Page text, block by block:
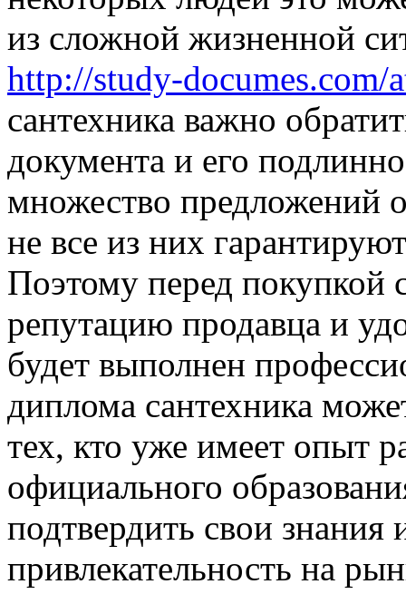
из сложной жизненной
http://study-documes.com/
сантехника важно
документа и его
множество предложений
не все из них
Поэтому перед покупкой
репутацию продавца и
будет выполнен
диплома сантехника
тех, кто уже имеет опыт
официального
подтвердить свои
привлекательность на